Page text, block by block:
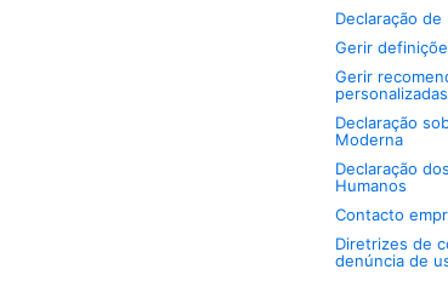
Declaração de
Gerir
Gerir
personalizadas
Declaração
Moderna
Declaração
Humanos
Contacto
Diretrizes de
denúncia de